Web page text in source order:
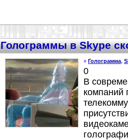
Голограммы в Skype
» Голограмма,
0
В
компаний